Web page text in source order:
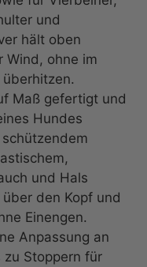
und
hält oben
Wind, ohne im
Maß gefertigt und
Hundes
und Hals
den Kopf und
Einengen.
Anpassung an
zu Stoppern für